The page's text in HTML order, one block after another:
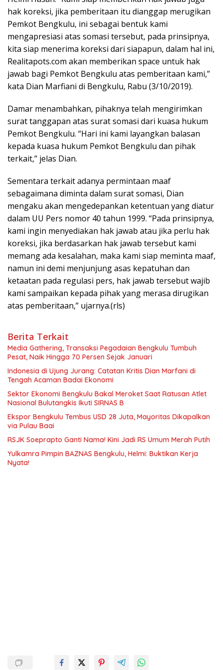
hak koreksi, jika pemberitaan itu dianggap merugikan
Pemkot Bengkulu, ini sebagai bentuk kami
mengapresiasi atas somasi tersebut, pada prinsipnya,
kita siap menerima koreksi dari siapapun, dalam hal ini,
Realitapots.com akan memberikan space untuk hak
jawab bagi Pemkot Bengkulu atas pemberitaan kami,”
kata Dian Marfiani di Bengkulu, Rabu (3/10/2019).
Damar menambahkan, pihaknya telah mengirimkan
surat tanggapan atas surat somasi dari kuasa hukum
Pemkot Bengkulu. “Hari ini kami layangkan balasan
kepada kuasa hukum Pemkot Bengkulu dan pihak
terkait,” jelas Dian.
Sementara terkait adanya permintaan maaf
sebagaimana diminta dalam surat somasi, Dian
mengaku akan mengedepankan ketentuan yang diatur
dalam UU Pers nomor 40 tahun 1999. “Pada prinsipnya,
kami ingin menyediakan hak jawab atau jika perlu hak
koreksi, jika berdasarkan hak jawab tersebut kami
memang ada kesalahan, maka kami siap meminta maaf,
namun ini demi menjunjung asas kepatuhan dan
ketaatan pada regulasi pers, hak jawab tersebut wajib
kami sampaikan kepada pihak yang merasa dirugikan
atas pemberitaan,” ujarnya.(rls)
Berita Terkait
Media Gathering, Transaksi Pegadaian Bengkulu Tumbuh
Pesat, Naik Hingga 70 Persen Sejak Januari
Indonesia di Ujung Jurang: Catatan Kritis Dian Marfani di
Tengah Acaman Badai Ekonomi
Sektor Ekonomi Bengkulu Bakal Meroket Saat Ratusan Atlet
Nasional Bulutangkis Ikuti SIRNAS B
Ekspor Bengkulu Tembus USD 28 Juta, Mayoritas Dikapalkan
via Pulau Baai
RSJK Soeprapto Ganti Nama! Kini Jadi RS Umum Merah Putih
Yulkamra Pimpin BAZNAS Bengkulu, Helmi: Buktikan Kerja
Nyata!